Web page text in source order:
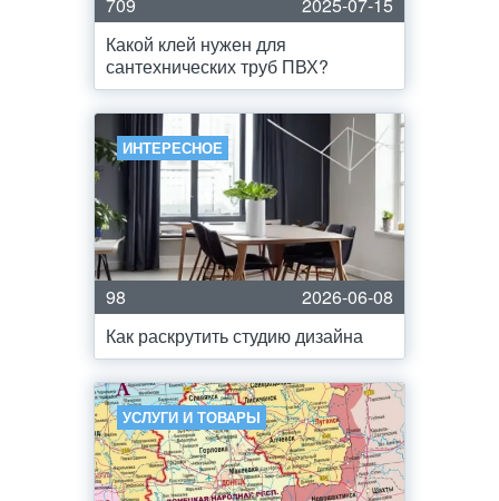
Какой клей нужен для
сантехнических труб ПВХ?
ИНТЕРЕСНОЕ
98
2026-06-08
Как раскрутить студию дизайна
УСЛУГИ И ТОВАРЫ